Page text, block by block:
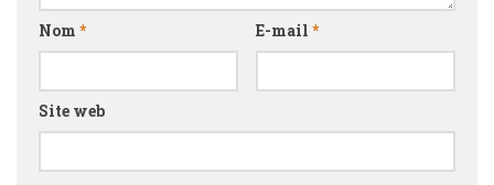
Nom * E-mail *
Site web